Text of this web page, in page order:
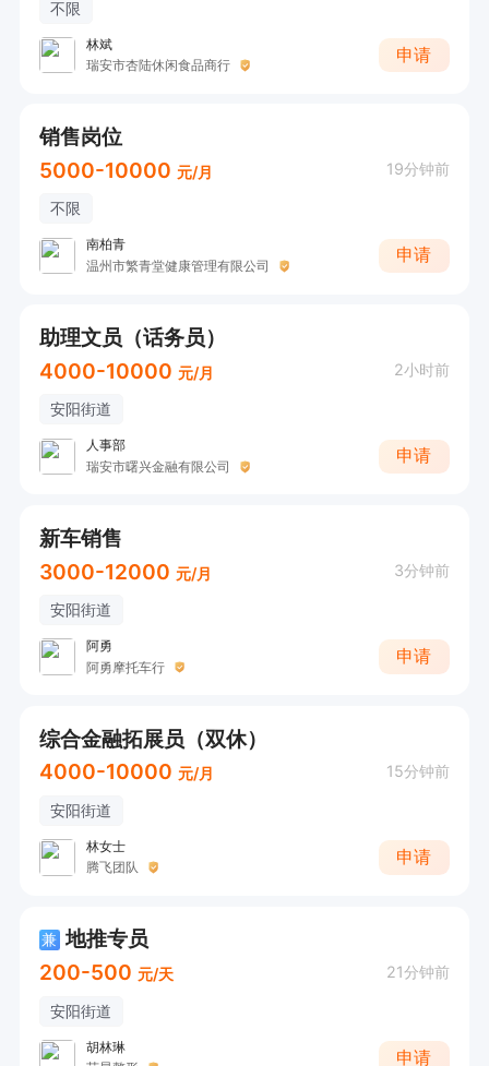
不限
林斌
瑞安市杏陆休闲食品商行
申请
销售岗位
5000-10000 元/月 19分钟前
不限
南柏青
温州市繁青堂健康管理有限公司
申请
助理文员（话务员）
4000-10000 元/月 2小时前
安阳街道
人事部
瑞安市曙兴金融有限公司
申请
新车销售
3000-12000 元/月 3分钟前
安阳街道
阿勇
阿勇摩托车行
申请
综合金融拓展员（双休）
4000-10000 元/月 15分钟前
安阳街道
林女士
腾飞团队
申请
兼 地推专员
200-500 元/天 21分钟前
安阳街道
胡林琳
申请